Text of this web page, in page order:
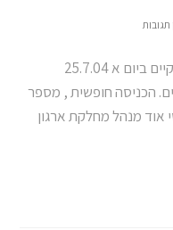
תגובות
הרצאה בנושא הבנקאות ושוק ההון תתקיים ביום א 25.7.04
רחוב יפו 208 בירושלים. הכניסה חופשית , מספר
אוד מנהל מחלקת ארגון